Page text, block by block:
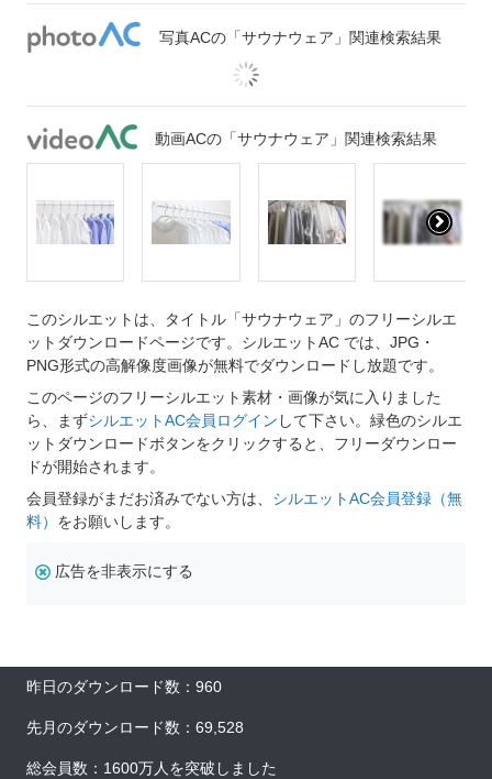
写真ACの「サウナウェア」関連検索結果
動画ACの「サウナウェア」関連検索結果
このシルエットは、タイトル「サウナウェア」のフリーシルエ
ットダウンロードページです。シルエットAC では、JPG・
PNG形式の高解像度画像が無料でダウンロードし放題です。
このページのフリーシルエット素材・画像が気に入りました
ら、まずシルエットAC会員ログイン して下さい。緑色のシルエ
ットダウンロードボタンをクリックすると、フリーダウンロー
ドが開始されます。
会員登録がまだお済みでない方は、 シルエットAC会員登録（無
料） をお願いします。
広告を非表示にする
昨日のダウンロード数：960
先月のダウンロード数：69,528
総会員数：1600万人を突破しました